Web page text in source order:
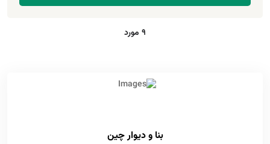
9 مورد
بنا و دیوار چین